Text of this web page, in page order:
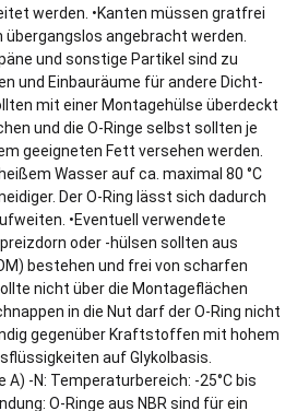
werden. •Kanten müssen gratfrei
übergangslos angebracht werden.
und sonstige Partikel sind zu
und Einbauräume für andere Dicht-
mit einer Montagehülse überdeckt
und die O-Ringe selbst sollten je
geeigneten Fett versehen werden.
Wasser auf ca. maximal 80 °C
Der O-Ring lässt sich dadurch
•Eventuell verwendete
oder -hülsen sollten aus
bestehen und frei von scharfen
nicht über die Montageflächen
in die Nut darf der O-Ring nicht
gegenüber Kraftstoffen mit hohem
auf Glykolbasis.
A) -N: Temperaturbereich: -25°C bis
O-Ringe aus NBR sind für ein